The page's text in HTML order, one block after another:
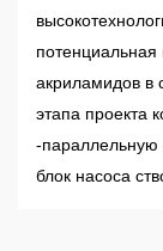
потенциальная
акриламидов в
этапа проекта
-параллельную
блок насоса